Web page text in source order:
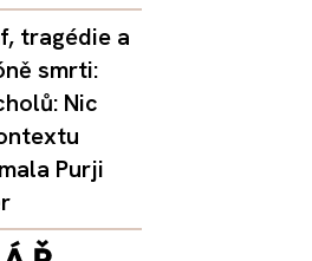
tragédie a
smrti:
Nic
Purji